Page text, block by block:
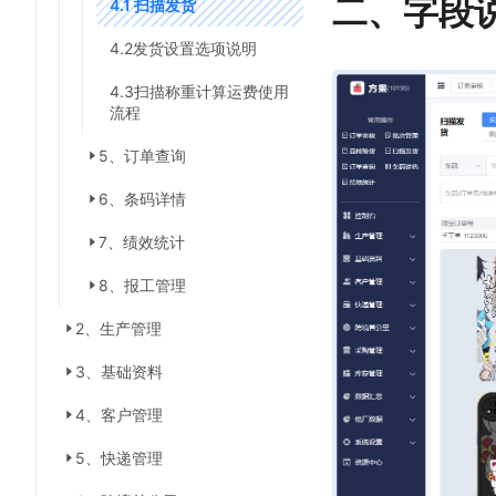
4.1 扫描发货
4.2发货设置选项说明
4.3扫描称重计算运费使用
流程
5、订单查询
6、条码详情
7、绩效统计
8、报工管理
2、生产管理
3、基础资料
4、客户管理
5、快递管理
二、字段